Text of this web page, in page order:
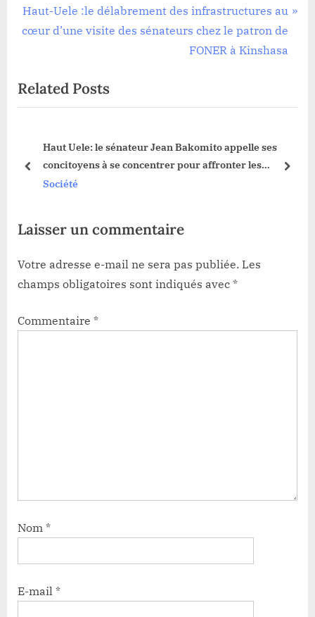
l’article
v
i
s
P
t
N
e
P
o
:
Haut-Uele :le délabrement des infrastructures au
cœur d’une visite des sénateurs chez le patron de
FONER à Kinshasa
Related Posts
Haut Uele: le sénateur Jean Bakomito appelle ses
concitoyens à se concentrer pour affronter les
élections
Société
prev next
Laisser un commentaire
Votre adresse e-mail ne sera pas publiée. Les
champs obligatoires sont indiqués avec *
Commentaire *
Nom *
E-mail *